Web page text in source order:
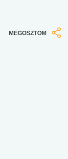
MEGOSZTOM